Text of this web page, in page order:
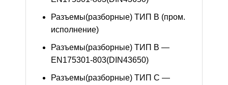
Разъемы(разборные) ТИП В (пром.
исполнение)
Разъемы(разборные) ТИП B —
EN175301-803(DIN43650)
Разъемы(разборные) ТИП C —